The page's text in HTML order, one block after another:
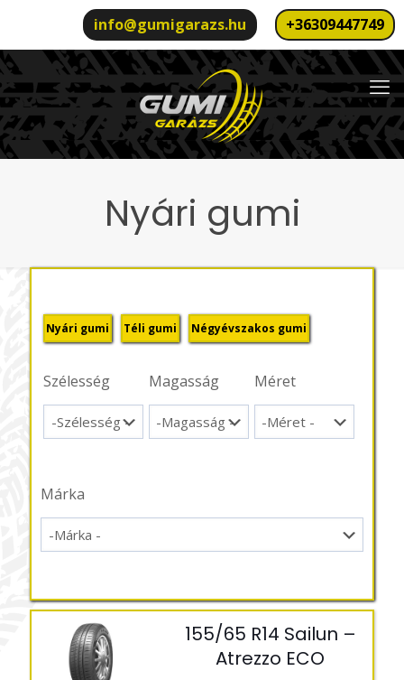
+36309447749
info@gumigarazs.hu
Nyári gumi
Nyári gumi Téli gumi Négyévszakos gumi
Szélesség Magasság Méret
Márka
155/65 R14 Sailun –
Atrezzo ECO